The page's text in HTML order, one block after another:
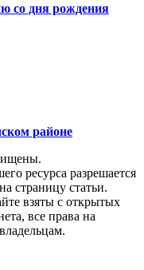
со дня рождения
районе
ресурса разрешается
страницу статьи.
взяты с открытых
все права на